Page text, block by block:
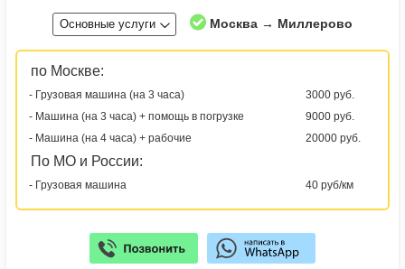
Основные услуги Москва → Миллерово
по Москве:
- Грузовая машина (на 3 часа)
3000 руб.
- Машина (на 3 часа) + помощь в погрузке
9000 руб.
- Машина (на 4 часа) + рабочие
20000 руб.
По МО и России:
- Грузовая машина 40 руб/км